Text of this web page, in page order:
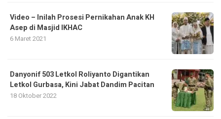
Video – Inilah Prosesi Pernikahan Anak KH
Asep di Masjid IKHAC
6 Maret 2021
Danyonif 503 Letkol Roliyanto Digantikan
Letkol Gurbasa, Kini Jabat Dandim Pacitan
18 Oktober 2022